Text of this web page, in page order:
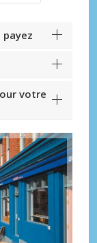
payez
votre